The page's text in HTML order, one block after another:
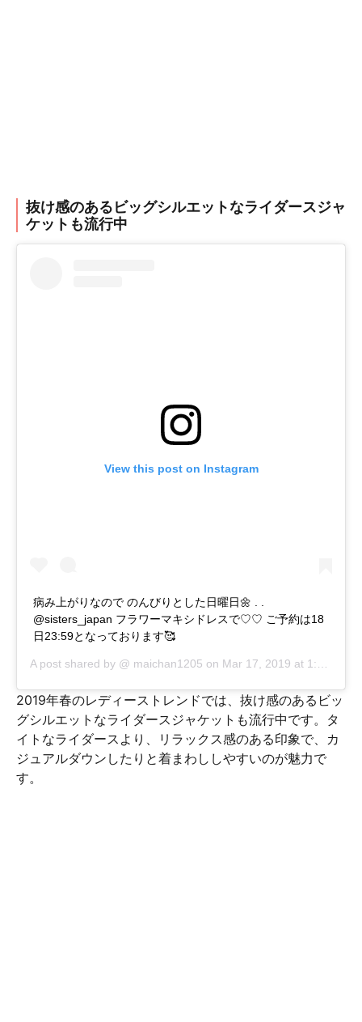
抜け感のあるビッグシルエットなライダースジャ
ケットも流行中
View this post on Instagram
病み上がりなので のんびりとした日曜日🌼 . .
@sisters_japan フラワーマキシドレスで♡♡ ご予約は18
日23:59となっております🥰
A post shared by @ maichan1205 on Mar 17, 2019 at 1:23am PDT
2019年春のレディーストレンドでは、抜け感のあるビッ
グシルエットなライダースジャケットも流行中です。タ
イトなライダースより、リラックス感のある印象で、カ
ジュアルダウンしたりと着まわししやすいのが魅力で
す。